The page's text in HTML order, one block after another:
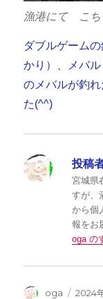
漁港にて こち
ダブルゲーム
かり）、メバ
のメバルが釣
た(^^)
投稿
宮城県
すが、
から個
報をお
oga の
投
oga
投
2024